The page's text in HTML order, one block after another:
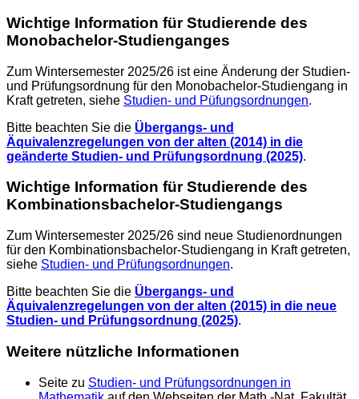
Wichtige Information für Studierende des
Monobachelor-Studienganges
Zum Wintersemester 2025/26 ist eine Änderung der Studien-
und Prüfungsordnung für den Monobachelor-Studiengang in
Kraft getreten, siehe Studien- und Püfungsordnungen.
Bitte beachten Sie die Übergangs- und
Äquivalenzregelungen von der alten (2014) in die
geänderte Studien- und Prüfungsordnung (2025).
Wichtige Information für Studierende des
Kombinationsbachelor-Studiengangs
Zum Wintersemester 2025/26 sind neue Studienordnungen
für den Kombinationsbachelor-Studiengang in Kraft getreten,
siehe Studien- und Prüfungsordnungen.
Bitte beachten Sie die Übergangs- und
Äquivalenzregelungen von der alten (2015) in die neue
Studien- und Prüfungsordnung (2025).
Weitere nützliche Informationen
Seite zu Studien- und Prüfungsordnungen in